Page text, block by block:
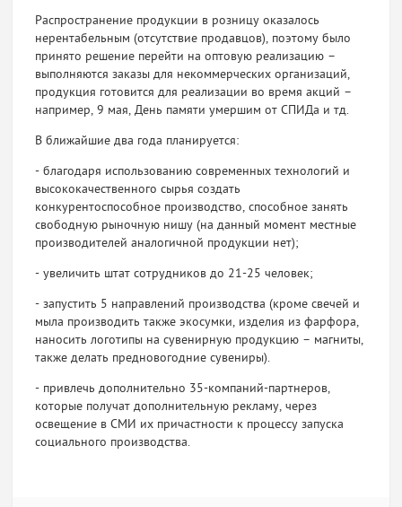
Распространение продукции в розницу оказалось
нерентабельным (отсутствие продавцов), поэтому было
принято решение перейти на оптовую реализацию –
выполняются заказы для некоммерческих организаций,
продукция готовится для реализации во время акций –
например, 9 мая, День памяти умершим от СПИДа и тд.
В ближайшие два года планируется:
- благодаря использованию современных технологий и
высококачественного сырья создать
конкурентоспособное производство, способное занять
свободную рыночную нишу (на данный момент местные
производителей аналогичной продукции нет);
- увеличить штат сотрудников до 21-25 человек;
- запустить 5 направлений производства (кроме свечей и
мыла производить также экосумки, изделия из фарфора,
наносить логотипы на сувенирную продукцию – магниты,
также делать предновогодние сувениры).
- привлечь дополнительно 35-компаний-партнеров,
которые получат дополнительную рекламу, через
освещение в СМИ их причастности к процессу запуска
социального производства.